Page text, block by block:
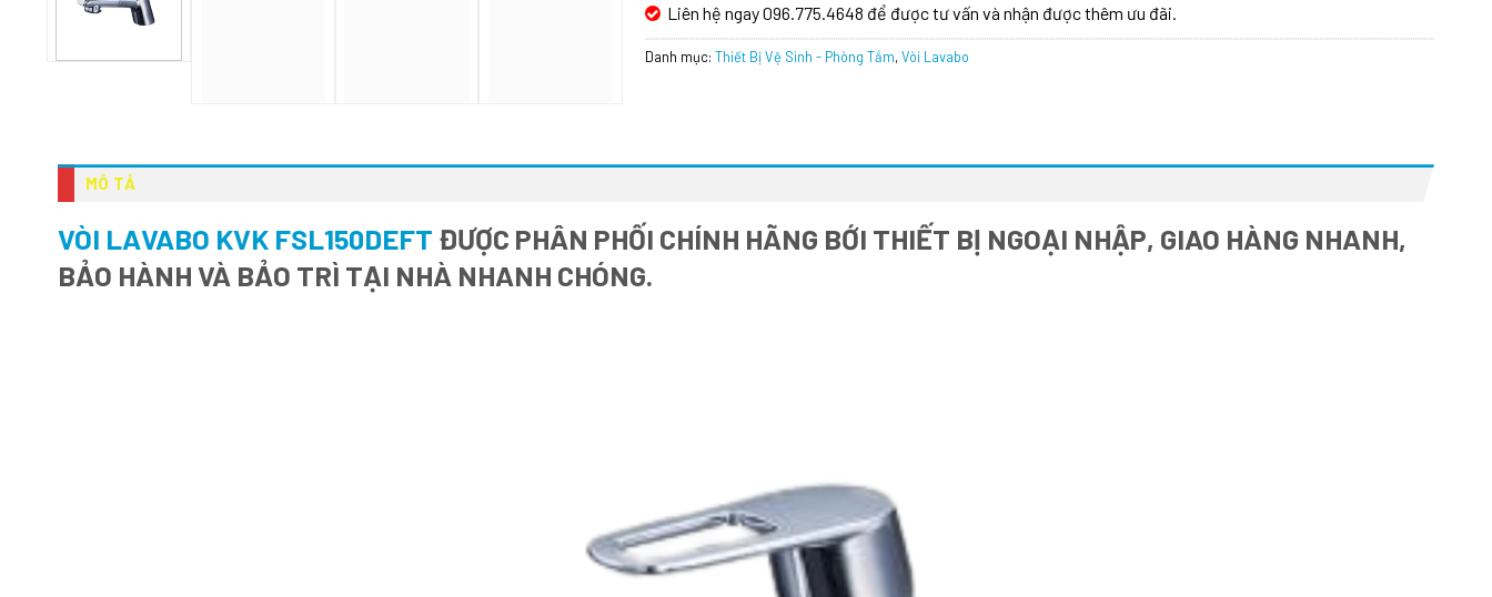
Liên hệ ngay 096.775.4648 để được tư vấn và nhận được thêm ưu đãi.
Danh mục:Thiết Bị Vệ Sinh - Phòng Tắm,Vòi Lavabo
MÔ TẢ
VÒI LAVABO KVK FSL150DEFT ĐƯỢC PHÂN PHỐI CHÍNH HÃNG BỚI THIẾT BỊ NGOẠI NHẬP, GIAO HÀNG NHANH,
BẢO HÀNH VÀ BẢO TRÌ TẠI NHÀ NHANH CHÓNG.